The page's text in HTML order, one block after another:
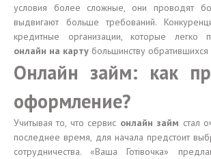
условия более сложные, они проводят
выдвигают больше требований.
кредитные организации, которые легко
онлайн на карту большинству обратившихся
Онлайн займ: как
оформление?
Учитывая то, что сервис онлайн займ стал
последнее время, для начала предстоит
сотрудничества. «Ваша Готівочка»